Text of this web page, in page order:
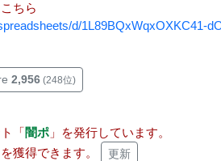
15:47
ちら
d/1L89BQxWqxOXKC41-
2,956 (248位)
「闇ポ 」を発行しています。
獲得できます。 更新